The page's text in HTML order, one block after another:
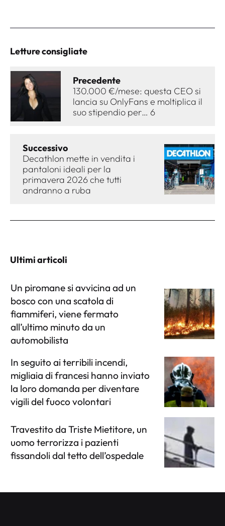
Letture consigliate
Precedente
130.000 €/mese: questa CEO si
lancia su OnlyFans e moltiplica il
suo stipendio per… 6
Successivo
Decathlon mette in vendita i
pantaloni ideali per la
primavera 2026 che tutti
andranno a ruba
Ultimi articoli
Un piromane si avvicina ad un
bosco con una scatola di
fiammiferi, viene fermato
all’ultimo minuto da un
automobilista
In seguito ai terribili incendi,
migliaia di francesi hanno inviato
la loro domanda per diventare
vigili del fuoco volontari
Travestito da Triste Mietitore, un
uomo terrorizza i pazienti
fissandoli dal tetto dell’ospedale